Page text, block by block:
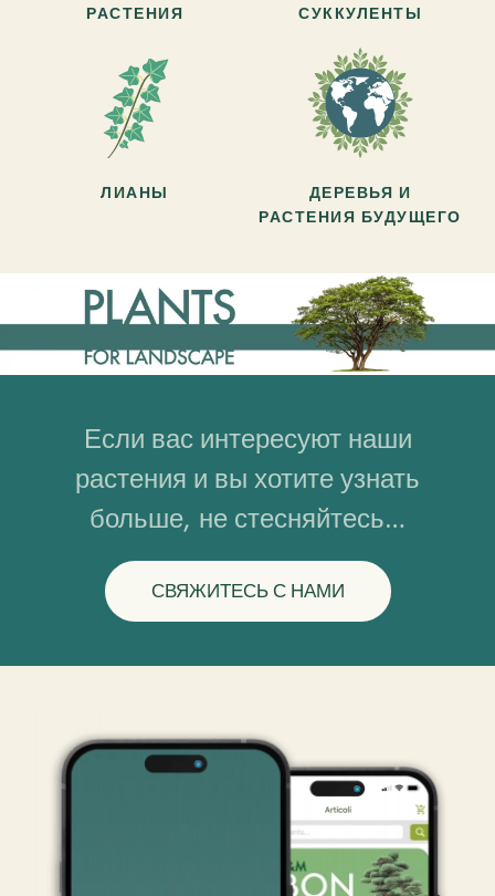
РАСТЕНИЯ
СУККУЛЕНТЫ
ЛИАНЫ
ДЕРЕВЬЯ И
РАСТЕНИЯ БУДУЩЕГО
Если вас интересуют наши
растения и вы хотите узнать
больше, не стесняйтесь…
СВЯЖИТЕСЬ С НАМИ